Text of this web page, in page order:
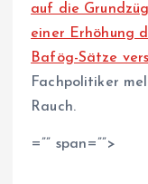
auf die
einer Erhöhung
Bafög-Sätze
Fachpolitiker
Rauch.
=”” span=””>